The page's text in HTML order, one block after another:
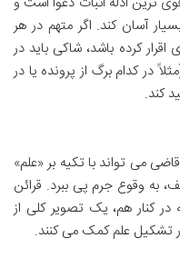
آسان کند. اگر متهم در هر
کرده باشد، شاکی باید در
در کدام برگ از پرونده یا در
کند.
می تواند با تکیه بر «علم»
به وقوع جرم پی ببرد. قرائن
کنار هم، یک تصویر کلی از
تشکیل علم کمک می کنند.